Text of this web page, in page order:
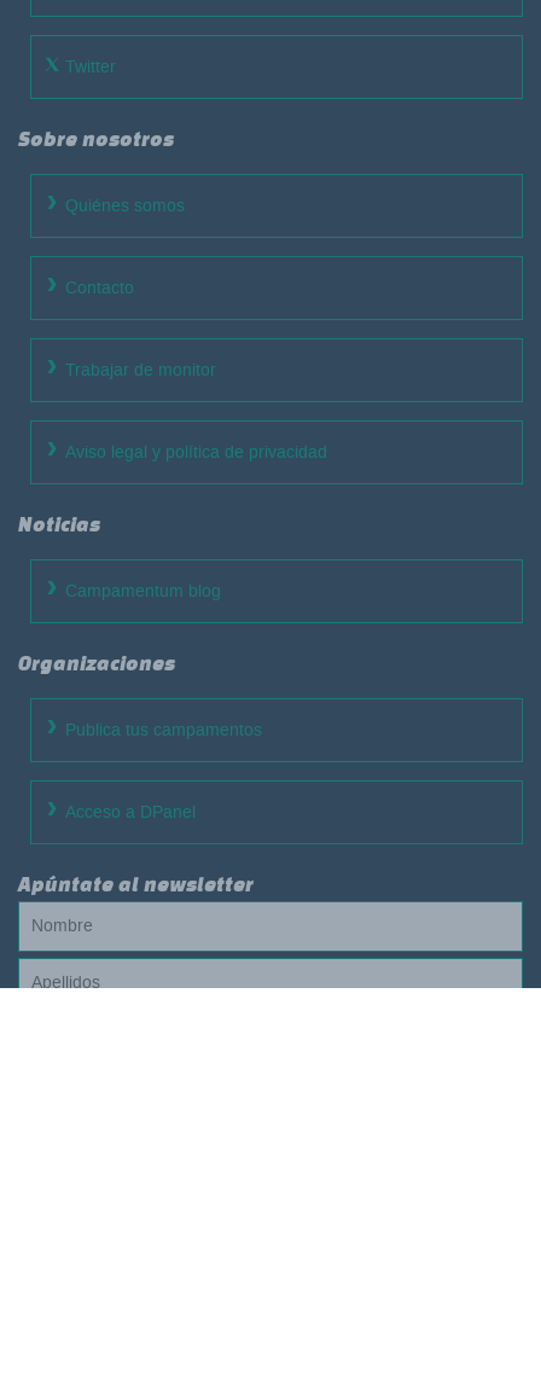
Twitter
Sobre nosotros
Quiénes somos
Contacto
Trabajar de monitor
Aviso legal y política de privacidad
Noticias
Campamentum blog
Organizaciones
Publica tus campamentos
Acceso a DPanel
Apúntate al newsletter